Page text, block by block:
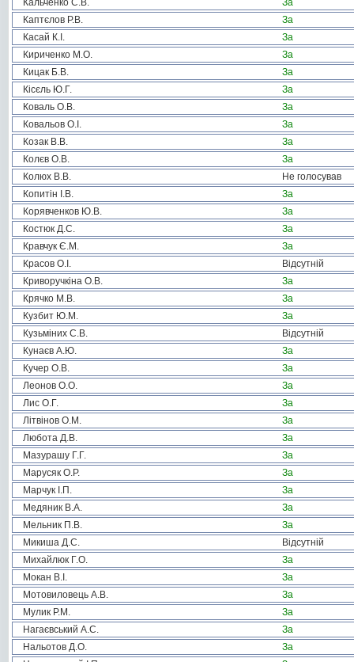
Кальченко С.В.
За
Каптєлов Р.В.
За
Касай К.І.
За
Кириченко М.О.
За
Кицак Б.В.
За
Кісєль Ю.Г.
За
Коваль О.В.
За
Ковальов О.І.
За
Козак В.В.
За
Колєв О.В.
За
Колюх В.В.
Не голосував
Копитін І.В.
За
Корявченков Ю.В.
За
Костюк Д.С.
За
Кравчук Є.М.
За
Красов О.І.
Відсутній
Криворучкіна О.В.
За
Крячко М.В.
За
Кузбит Ю.М.
За
Кузьміних С.В.
Відсутній
Кунаєв А.Ю.
За
Кучер О.В.
За
Леонов О.О.
За
Лис О.Г.
За
Літвінов О.М.
За
Любота Д.В.
За
Мазурашу Г.Г.
За
Марусяк О.Р.
За
Марчук І.П.
За
Медяник В.А.
За
Мельник П.В.
За
Микиша Д.С.
Відсутній
Михайлюк Г.О.
За
Мокан В.І.
За
Мотовиловець А.В.
За
Мулик Р.М.
За
Нагаєвський А.С.
За
Нальотов Д.О.
За